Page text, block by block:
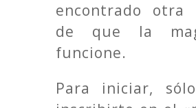
encontrado otra
de que la
funcione.
Para iniciar,